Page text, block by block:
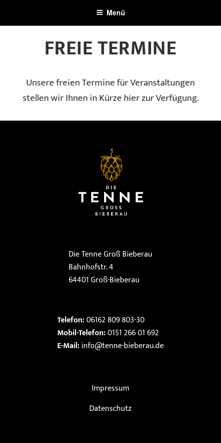
Inhalt
Menü
FREIE TERMINE
Unsere freien Termine für Veranstaltungen
stellen wir Ihnen in Kürze hier zur Verfügung.
Die Tenne Groß Bieberau
Bahnhofstr. 4
64401 Groß-Bieberau
Telefon:06162 809 803-30
Mobil-Telefon:0151 266 01 692
E-Mail:info@tenne-bieberau.de
Impressum
Datenschutz